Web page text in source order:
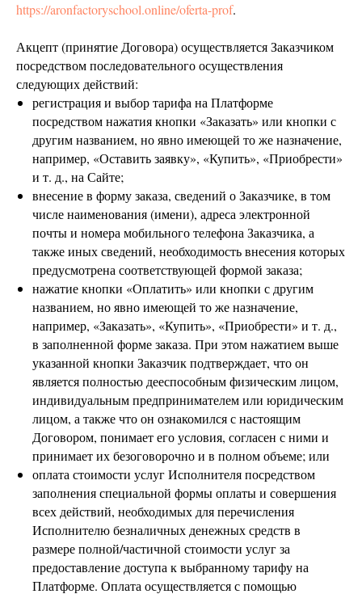
https://aronfactoryschool.online/oferta-prof.
Акцепт (принятие Договора) осуществляется Заказчиком
посредством последовательного осуществления
следующих действий:
регистрация и выбор тарифа на Платформе
посредством нажатия кнопки «Заказать» или кнопки с
другим названием, но явно имеющей то же назначение,
например, «Оставить заявку», «Купить», «Приобрести»
и т. д., на Сайте;
внесение в форму заказа, сведений о Заказчике, в том
числе наименования (имени), адреса электронной
почты и номера мобильного телефона Заказчика, а
также иных сведений, необходимость внесения которых
предусмотрена соответствующей формой заказа;
нажатие кнопки «Оплатить» или кнопки с другим
названием, но явно имеющей то же назначение,
например, «Заказать», «Купить», «Приобрести» и т. д.,
в заполненной форме заказа. При этом нажатием выше
указанной кнопки Заказчик подтверждает, что он
является полностью дееспособным физическим лицом,
индивидуальным предпринимателем или юридическим
лицом, а также что он ознакомился с настоящим
Договором, понимает его условия, согласен с ними и
принимает их безоговорочно и в полном объеме; или
оплата стоимости услуг Исполнителя посредством
заполнения специальной формы оплаты и совершения
всех действий, необходимых для перечисления
Исполнителю безналичных денежных средств в
размере полной/частичной стоимости услуг за
предоставление доступа к выбранному тарифу на
Платформе. Оплата осуществляется с помощью